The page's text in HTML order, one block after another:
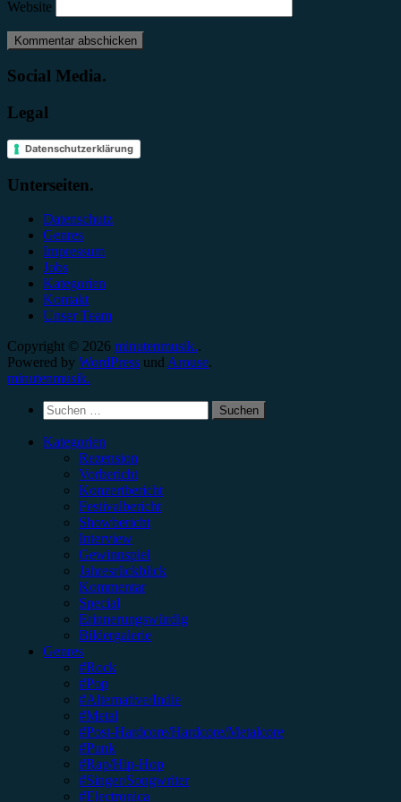
Website
Social Media.
Legal
Datenschutzerklärung
Unterseiten.
Datenschutz
Genres
Impressum
Jobs
Kategorien
Kontakt
Unser Team
Copyright © 2026 minutenmusik..
Powered by WordPress und Arouse.
minutenmusik.
Suchen
nach:
Kategorien
Rezension
Vorbericht
Konzertbericht
Festivalbericht
Showbericht
Interview
Gewinnspiel
Jahresrückblick
Kommentar
Special
Erinnerungswürdig
Bildergalerie
Genres
#Rock
#Pop
#Alternative/Indie
#Metal
#Post-Hardcore/Hardcore/Metalcore
#Punk
#Rap/Hip-Hop
#Singer/Songwriter
#Electronica